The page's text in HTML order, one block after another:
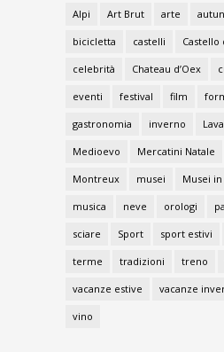
Alpi Art Brut arte
bicicletta castelli Castello
celebrità Chateau d’Oex
eventi festival film
gastronomia inverno
Medioevo Mercatini Natale
Montreux musei Musei
musica neve orologi
sciare Sport sport estivi
terme tradizioni treno
vacanze estive vacanze
vino